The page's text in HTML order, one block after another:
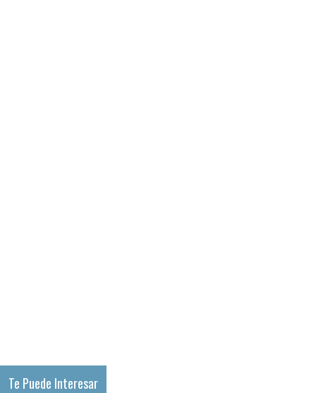
Te Puede Interesar